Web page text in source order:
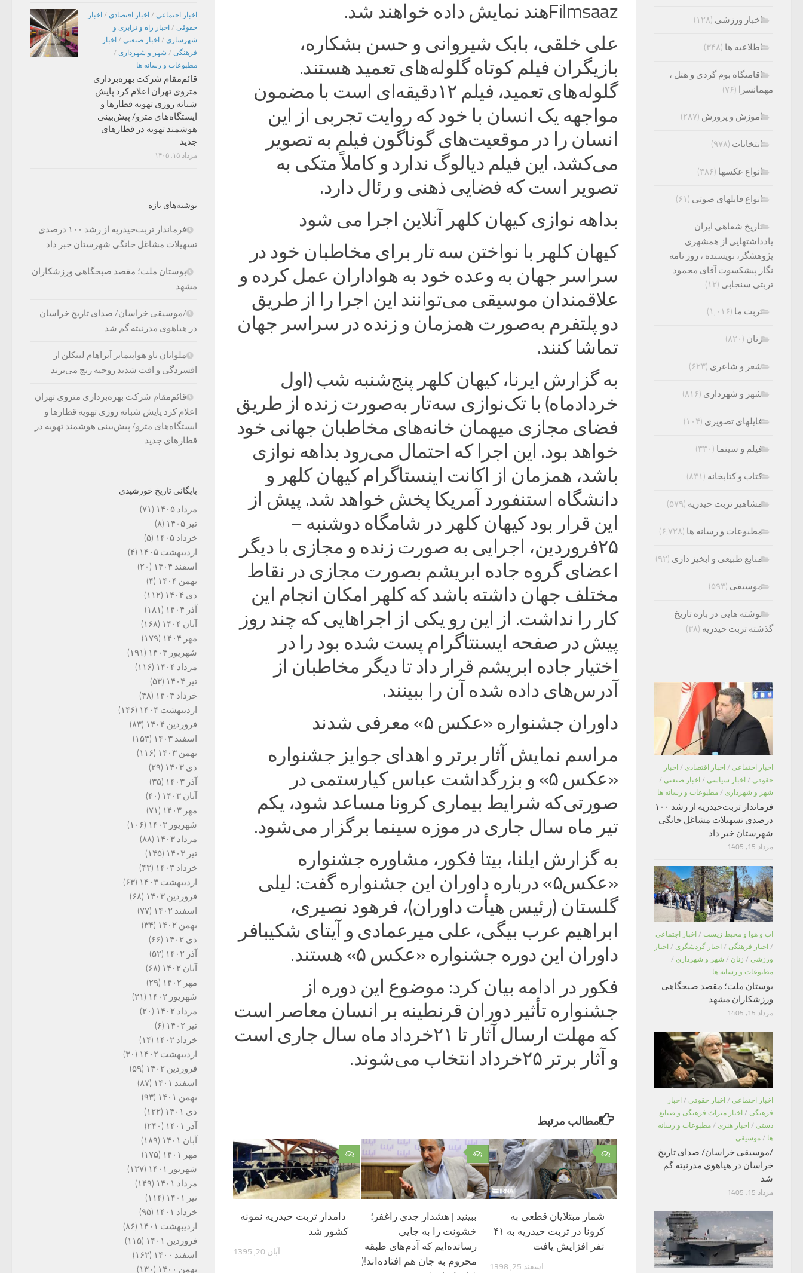
Filmsaazهند نمایش داده خواهند شد.‌
علی خلقی، بابک شیروانی و حسن بشکاره،
بازیگران فیلم کوتاه گلوله‌های تعمید هستند.‌
گلوله‌های تعمید، فیلم ۱۲دقیقه‌ای است با مضمون
مواجهه یک انسان با خود که روایت تجربی از این
انسان را در موقعیت‌های گوناگون فیلم به تصویر
می‌کشد. این فیلم دیالوگ ندارد و کاملاً متکی به
تصویر است که فضایی ذهنی و رئال دارد.‌
بداهه نوازی کیهان کلهر آنلاین اجرا می شود‌
کیهان کلهر با نواختن سه تار برای مخاطبان خود در
سراسر جهان به وعده خود به هواداران عمل کرده و
علاقمندان موسیقی می‌توانند این اجرا را از طریق
دو پلتفرم به‌صورت همزمان و زنده در سراسر جهان
تماشا کنند.‌
به گزارش ایرنا، کیهان کلهر پنج‌شنبه شب (اول
خردادماه) با تک‌نوازی سه‌تار به‌صورت زنده از طریق
فضای مجازی میهمان خانه‌های مخاطبان جهانی خود
خواهد بود.‌ این اجرا که احتمال می‌رود بداهه نوازی
باشد، همزمان از اکانت اینستاگرام کیهان کلهر و
دانشگاه استنفورد آمریکا پخش خواهد شد.‌ پیش از
این قرار بود کیهان کلهر در شامگاه دوشنبه –
۲۵فروردین، اجرایی به صورت زنده و مجازی با دیگر
اعضای گروه جاده ابریشم بصورت مجازی در نقاط
مختلف جهان داشته باشد که کلهر امکان انجام این
کار را نداشت. از این رو یکی از اجراهایی که چند روز
پیش در صفحه ایسنتاگرام پست شده بود را در
اختیار جاده ابریشم قرار داد تا دیگر مخاطبان از
آدرس‌های داده شده آن را ببینند.‌
داوران جشنواره «عکس ۵» معرفی شدند‌
مراسم نمایش آثار برتر و اهدای جوایز جشنواره
«عکس ۵» و بزرگداشت عباس کیارستمی در
صورتی‌که شرایط بیماری کرونا مساعد شود، یکم
تیر ماه سال جاری در موزه سینما برگزار می‌شود.‌
به گزارش ایلنا، بیتا فکور، مشاوره جشنواره
«عکس۵» درباره داوران این جشنواره گفت: لیلی
گلستان (رئیس هیأت داوران)، فرهود نصیری،
ابراهیم عرب بیگی، علی میرعمادی و آیتای شکیبافر
داوران این دوره جشنواره «عکس ۵» هستند.‌
فکور در ادامه بیان کرد: موضوع این دوره از
جشنواره تأثیر دوران قرنطینه بر انسان معاصر است
که مهلت ارسال آثار تا ۲۱خرداد ماه سال جاری است
و آثار برتر ۲۵خرداد انتخاب می‌شوند.‌
مطالب مرتبط
۰
دامدار تربت حیدریه نمونه
کشور شد
آبان 20, 1395
۰
ببینید | هشدار جدی راغفر؛
خشونت را به جایی
رسانده‌ایم که آدم‌های طبقه
محروم به جان هم افتاده‌اند!(
۰
شمار مبتلایان قطعی به
کرونا در تربت حیدریه به ۴۱
نفر افزایش یافت
اسفند 25, 1398
اخبار اجتماعی / اخبار اقتصادی / اخبار
حقوقی / اخبار راه و ترابری و
شهرسازی / اخبار صنعتی / اخبار
فرهنگی / شهر و شهرداری /
مطبوعات و رسانه ها
قائم‌مقام شرکت بهره‌برداری
متروی تهران اعلام کرد پایش
شبانه روزی تهویه قطارها و
ایستگاه‌های مترو/ پیش‌بینی
هوشمند تهویه در قطارهای
جدید
مرداد ۱۵, ۱۴۰۵
نوشته‌های تازه
فرماندار تربت‌حیدریه از رشد ۱۰۰ درصدی
تسهیلات مشاغل خانگی شهرستان خبر داد
بوستان ملت؛ مقصد صبحگاهی ورزشکاران
مشهد
/موسیقی خراسان/ صدای تاریخ خراسان
در هیاهوی مدرنیته گم شد
ملوانان ناو هواپیمابر آبراهام لینکلن از
افسردگی و افت شدید روحیه رنج می‌برند
قائم‌مقام شرکت بهره‌برداری متروی تهران
اعلام کرد پایش شبانه روزی تهویه قطارها و
ایستگاه‌های مترو/ پیش‌بینی هوشمند تهویه در
قطارهای جدید
بایگانی تاریخ خورشیدی
مرداد ۱۴۰۵
(۷۱)
تیر ۱۴۰۵
(۸)
خرداد ۱۴۰۵
(۵)
اردیبهشت ۱۴۰۵
(۴)
اسفند ۱۴۰۴
(۲۰)
بهمن ۱۴۰۴
(۴)
دی ۱۴۰۴
(۱۱۲)
آذر ۱۴۰۴
(۱۸۱)
آبان ۱۴۰۴
(۱۶۸)
مهر ۱۴۰۴
(۱۷۹)
شهریور ۱۴۰۴
(۱۹۱)
مرداد ۱۴۰۴
(۱۱۶)
تیر ۱۴۰۴
(۵۳)
خرداد ۱۴۰۴
(۴۸)
اردیبهشت ۱۴۰۴
(۱۴۶)
فروردین ۱۴۰۴
(۸۳)
اسفند ۱۴۰۳
(۱۵۳)
بهمن ۱۴۰۳
(۱۱۶)
دی ۱۴۰۳
(۲۹)
آذر ۱۴۰۳
(۳۵)
آبان ۱۴۰۳
(۴۰)
مهر ۱۴۰۳
(۷۱)
شهریور ۱۴۰۳
(۱۰۶)
مرداد ۱۴۰۳
(۸۸)
تیر ۱۴۰۳
(۱۴۵)
خرداد ۱۴۰۳
(۴۳)
اردیبهشت ۱۴۰۳
(۶۳)
فروردین ۱۴۰۳
(۶۸)
اسفند ۱۴۰۲
(۷۷)
بهمن ۱۴۰۲
(۳۴)
دی ۱۴۰۲
(۶۶)
آذر ۱۴۰۲
(۵۲)
آبان ۱۴۰۲
(۶۸)
مهر ۱۴۰۲
(۲۹)
شهریور ۱۴۰۲
(۲۱)
مرداد ۱۴۰۲
(۲۰)
تیر ۱۴۰۲
(۶)
خرداد ۱۴۰۲
(۱۴)
اردیبهشت ۱۴۰۲
(۳۰)
فروردین ۱۴۰۲
(۵۹)
اسفند ۱۴۰۱
(۸۷)
بهمن ۱۴۰۱
(۹۳)
دی ۱۴۰۱
(۱۲۲)
آذر ۱۴۰۱
(۲۴۰)
آبان ۱۴۰۱
(۱۸۹)
مهر ۱۴۰۱
(۱۷۵)
شهریور ۱۴۰۱
(۱۲۷)
مرداد ۱۴۰۱
(۱۴۹)
تیر ۱۴۰۱
(۱۱۴)
خرداد ۱۴۰۱
(۹۵)
اردیبهشت ۱۴۰۱
(۸۶)
فروردین ۱۴۰۱
(۱۱۵)
اسفند ۱۴۰۰
(۱۶۲)
بهمن ۱۴۰۰
(۱۳۰)
اخبار ورزشی (۱۲۸)
اطلاعیه ها (۳۴۸)
اقامتگاه بوم گردی و هتل ،
مهمانسرا (۷۶)
اموزش و پرورش (۲۸۷)
انتخابات (۹۷۸)
انواع عکسها (۳۸۶)
انواع فایلهای صوتی (۶۱)
تاریخ شفاهی ایران
یادداشتهایی از همشهری
پژوهشگر، نویسنده ، روز نامه
نگار پیشکسوت آقای محمود
تربتی سنجابی (۱۲)
تربت ما (۱,۰۱۶)
زنان (۸۲۰)
شعر و شاعری (۶۲۳)
شهر و شهرداری (۸۱۶)
فایلهای تصویری (۱۰۴)
فیلم و سینما (۳۳۰)
کتاب و کتابخانه (۸۳۱)
مشاهیر تربت حیدریه (۵۷۹)
مطبوعات و رسانه ها (۶,۷۲۸)
منابع طبیعی و ابخیز داری (۹۲)
موسیقی (۵۹۳)
نوشته هایی در باره تاریخ
گذشته تربت حیدریه (۳۸)
اخبار اجتماعی / اخبار اقتصادی / اخبار
حقوقی / اخبار سیاسی / اخبار صنعتی /
شهر و شهرداری / مطبوعات و رسانه ها
فرماندار تربت‌حیدریه از رشد ۱۰۰
درصدی تسهیلات مشاغل خانگی
شهرستان خبر داد
مرداد 15, 1405
اب و هوا و محیط زیست / اخبار اجتماعی
/ اخبار فرهنگی / اخبار گردشگری / اخبار
ورزشی / زنان / شهر و شهرداری /
مطبوعات و رسانه ها
بوستان ملت؛ مقصد صبحگاهی
ورزشکاران مشهد
مرداد 15, 1405
اخبار اجتماعی / اخبار حقوقی / اخبار
فرهنگی / اخبار میراث فرهنگی و صنایع
دستی / اخبار هنری / مطبوعات و رسانه
ها / موسیقی
/موسیقی خراسان/ صدای تاریخ
خراسان در هیاهوی مدرنیته گم
شد
مرداد 15, 1405